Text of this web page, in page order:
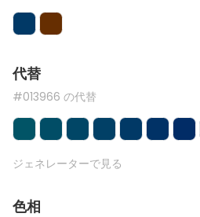
代替
#013966 の代替
ジェネレーターで見る
色相